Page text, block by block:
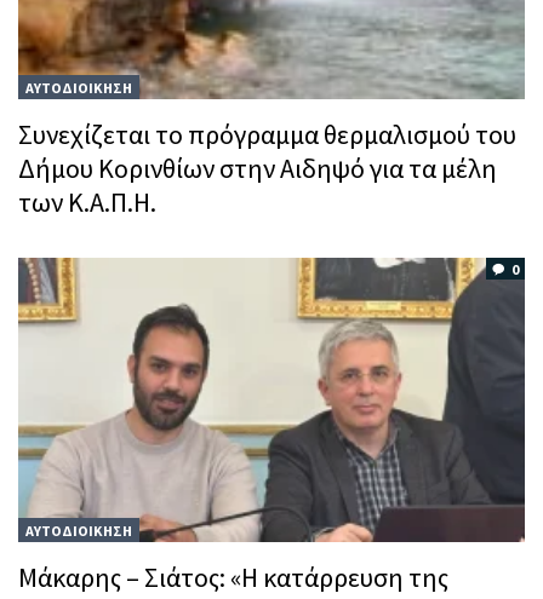
ΑΥΤΟΔΙΟΙΚΗΣΗ
Συνεχίζεται το πρόγραμμα θερμαλισμού του
Δήμου Κορινθίων στην Αιδηψό για τα μέλη
των Κ.Α.Π.Η.
0
ΑΥΤΟΔΙΟΙΚΗΣΗ
Μάκαρης – Σιάτος: «Η κατάρρευση της